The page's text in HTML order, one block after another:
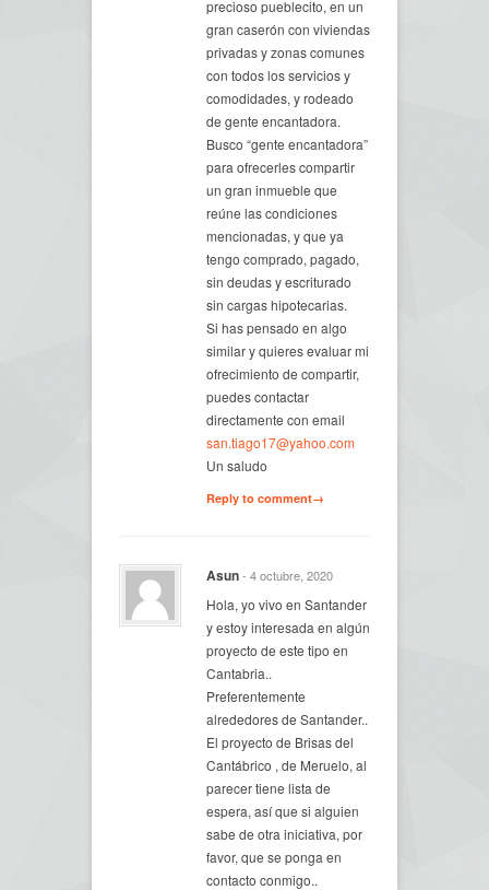
precioso pueblecito, en un
gran caserón con viviendas
privadas y zonas comunes
con todos los servicios y
comodidades, y rodeado
de gente encantadora.
Busco “gente encantadora”
para ofrecerles compartir
un gran inmueble que
reúne las condiciones
mencionadas, y que ya
tengo comprado, pagado,
sin deudas y escriturado
sin cargas hipotecarias.
Si has pensado en algo
similar y quieres evaluar mi
ofrecimiento de compartir,
puedes contactar
directamente con email
san.tiago17@yahoo.com
Un saludo
Reply to comment→
Asun- 4 octubre, 2020
Hola, yo vivo en Santander
y estoy interesada en algún
proyecto de este tipo en
Cantabria..
Preferentemente
alrededores de Santander..
El proyecto de Brisas del
Cantábrico , de Meruelo, al
parecer tiene lista de
espera, así que si alguien
sabe de otra iniciativa, por
favor, que se ponga en
contacto conmigo..